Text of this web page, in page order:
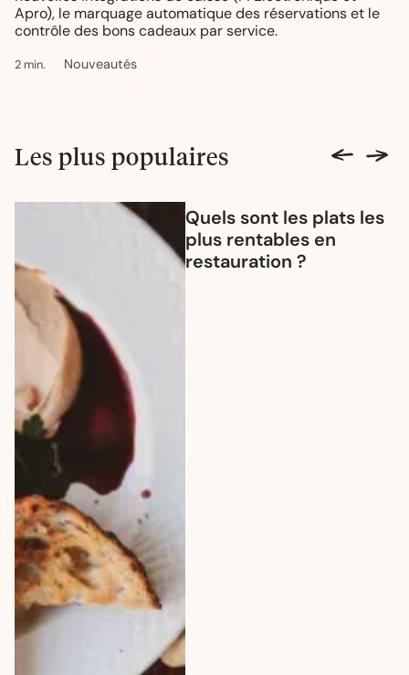
Apro), le marquage automatique des réservations et le
contrôle des bons cadeaux par service.
2 min. Nouveautés
Les plus populaires
Quels sont les plats les
plus rentables en
restauration ?